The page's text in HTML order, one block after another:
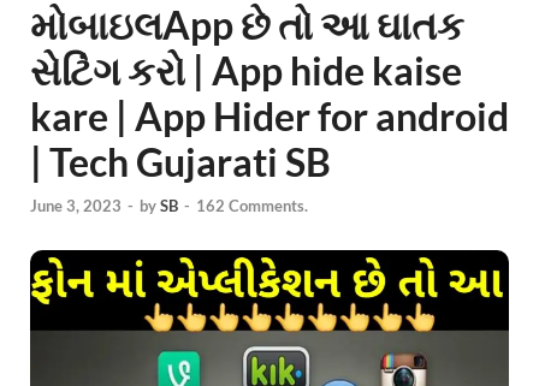
મોબાઇલApp છે તો આ ઘાતક
સેટિંગ કરો | App hide kaise
kare | App Hider for android
| Tech Gujarati SB
June 3, 2023 - bySB - 162 Comments.